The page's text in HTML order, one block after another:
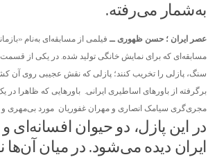
به‌شمار می‌رفته.
عصر ایران ؛ حسن ظهوری ــ فیلمی از مسابقه‌ای به‌نام
مسابقه‌ای که برای نمایش خانگی تولید شده. در یکی از
سنگ، پازلی را تخریب کنند؛ پازلی که نقش عجیبی روی آن
برگرفته از باورهای اساطیری ایرانی. باورهایی که ظاهرا در
مجری‌گری سیامک انصاری و مهران غفوریان مورد بی‌مهری و
در این پازل، دو حیوان
ایران دیده می‌شود. در میان آن‌ها